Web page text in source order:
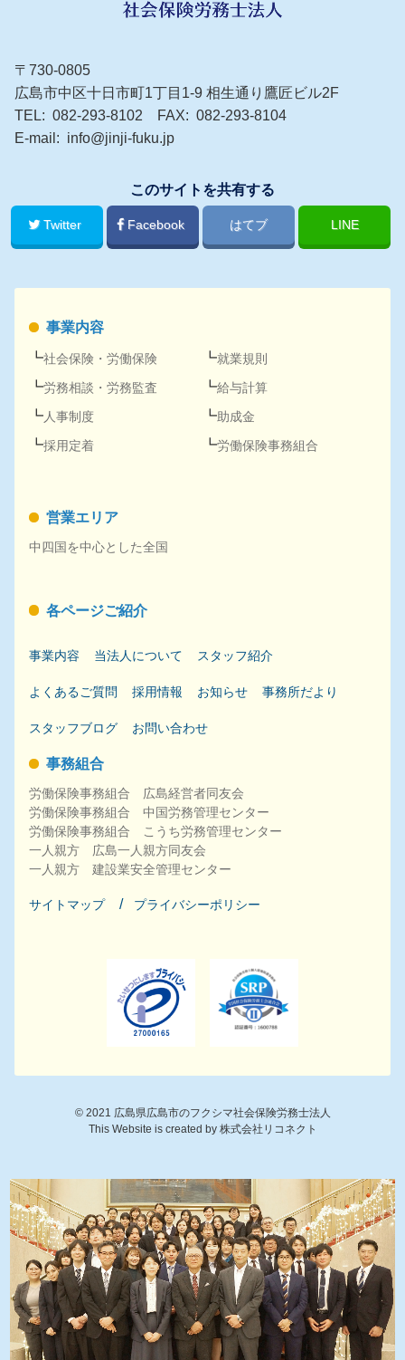
〒730-0805
広島市中区十日市町1丁目1-9 相生通り鷹匠ビル2F
TEL
082-293-8102 FAX
082-293-8104
E-mail
info@jinji-fuku.jp
このサイトを共有する
Twitter Facebook はてブ LINE
事業内容
社会保険 ・ 労働保険
労務相談・ 労務監査
人事制度
採用定着
就業規則
給与計算
助成金
労働保険事務組合
営業エリア
中四国を中心とした全国
各ページご紹介
事業内容 当法人について スタッフ紹介
よくあるご質問 採用情報 お知らせ 事務所だより
スタッフブログ お問い合わせ
事務組合
労働保険事務組合 広島経営者同友会
労働保険事務組合 中国労務管理センター
労働保険事務組合 こうち労務管理センター
一人親方 広島一人親方同友会
一人親方 建設業安全管理センター
サイトマップ プライバシーポリシー
© 2021 広島県広島市のフクシマ社会保険労務士法人
This Website is created by 株式会社リコネクト